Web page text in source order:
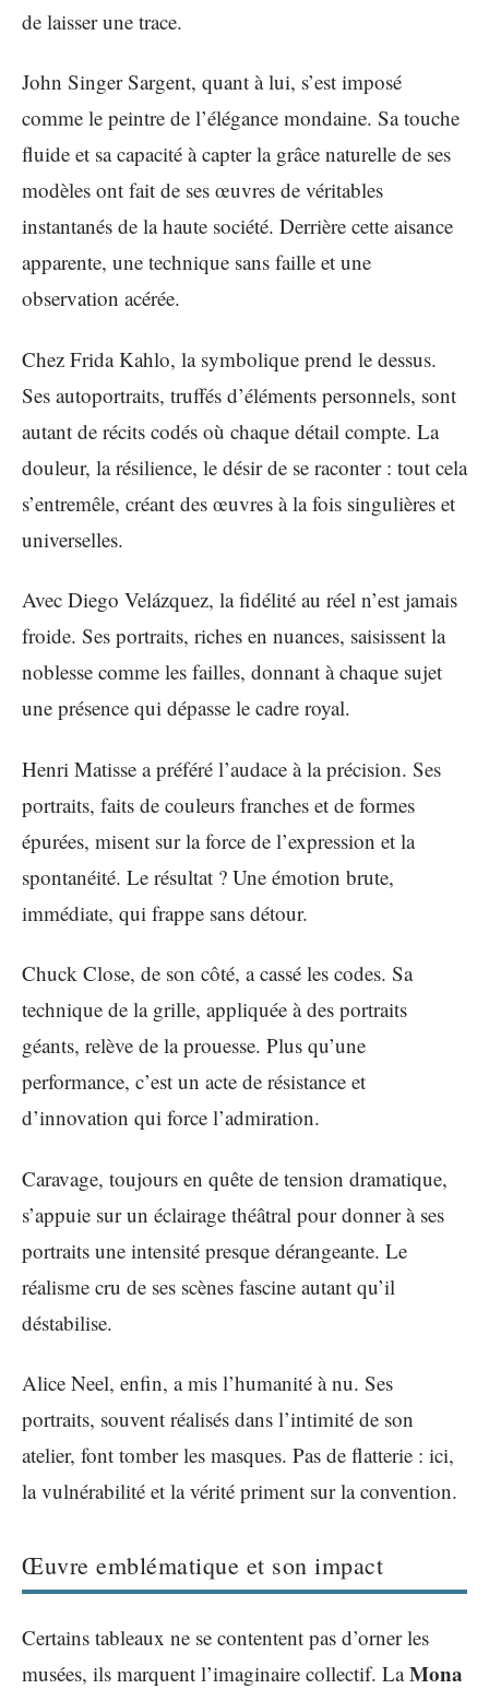
de laisser une trace.
John Singer Sargent, quant à lui, s’est imposé
comme le peintre de l’élégance mondaine. Sa touche
fluide et sa capacité à capter la grâce naturelle de ses
modèles ont fait de ses œuvres de véritables
instantanés de la haute société. Derrière cette aisance
apparente, une technique sans faille et une
observation acérée.
Chez Frida Kahlo, la symbolique prend le dessus.
Ses autoportraits, truffés d’éléments personnels, sont
autant de récits codés où chaque détail compte. La
douleur, la résilience, le désir de se raconter : tout cela
s’entremêle, créant des œuvres à la fois singulières et
universelles.
Avec Diego Velázquez, la fidélité au réel n’est jamais
froide. Ses portraits, riches en nuances, saisissent la
noblesse comme les failles, donnant à chaque sujet
une présence qui dépasse le cadre royal.
Henri Matisse a préféré l’audace à la précision. Ses
portraits, faits de couleurs franches et de formes
épurées, misent sur la force de l’expression et la
spontanéité. Le résultat ? Une émotion brute,
immédiate, qui frappe sans détour.
Chuck Close, de son côté, a cassé les codes. Sa
technique de la grille, appliquée à des portraits
géants, relève de la prouesse. Plus qu’une
performance, c’est un acte de résistance et
d’innovation qui force l’admiration.
Caravage, toujours en quête de tension dramatique,
s’appuie sur un éclairage théâtral pour donner à ses
portraits une intensité presque dérangeante. Le
réalisme cru de ses scènes fascine autant qu’il
déstabilise.
Alice Neel, enfin, a mis l’humanité à nu. Ses
portraits, souvent réalisés dans l’intimité de son
atelier, font tomber les masques. Pas de flatterie : ici,
la vulnérabilité et la vérité priment sur la convention.
Œuvre emblématique et son impact
Certains tableaux ne se contentent pas d’orner les
musées, ils marquent l’imaginaire collectif. LaMona